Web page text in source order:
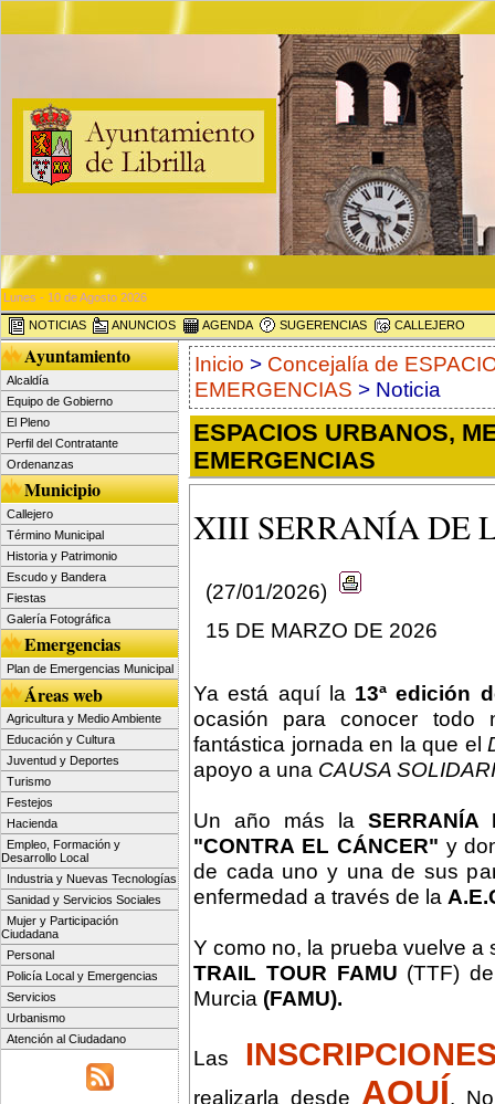
Lunes - 10 de Agosto 2026
NOTICIAS ANUNCIOS AGENDA SUGERENCIAS CALLEJERO
Ayuntamiento
Alcaldía
Equipo de Gobierno
El Pleno
Perfil del Contratante
Ordenanzas
Municipio
Callejero
Término Municipal
Historia y Patrimonio
Escudo y Bandera
Fiestas
Galería Fotográfica
Emergencias
Plan de Emergencias Municipal
Áreas web
Agricultura y Medio Ambiente
Educación y Cultura
Juventud y Deportes
Turismo
Festejos
Hacienda
Empleo, Formación y
Desarrollo Local
Industria y Nuevas Tecnologías
Sanidad y Servicios Sociales
Mujer y Participación
Ciudadana
Personal
Policía Local y Emergencias
Servicios
Urbanismo
Atención al Ciudadano
Inicio > Concejalía de
EMERGENCIAS > Noticia
ESPACIOS URBANOS,
EMERGENCIAS
XIII SERRANÍA DE
(27/01/2026)
15 DE MARZO DE 2026
Ya está aquí la 13ª edición
ocasión para conocer todo
fantástica jornada en la que el
apoyo a una CAUSA
Un año más la SERRANÍA
"CONTRA EL CÁNCER" y
de cada uno y una de sus
enfermedad a través de la
Y como no, la prueba vuelve a
TRAIL TOUR FAMU (TTF)
Murcia (FAMU).
Las
realizarla desde AQUÍ.